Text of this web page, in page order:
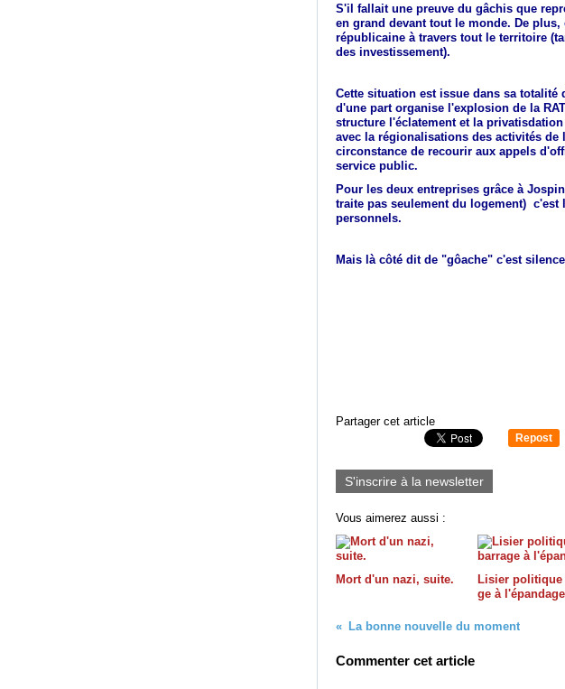
S'il fallait une preuve du gâchis que
en grand devant tout le monde. De
républicaine à travers tout le territoire
des investissement).
Cette situation est issue dans sa
d'une part organise l'explosion de la
structure l'éclatement et la
avec la régionalisations des activités
circonstance de recourir aux appels
service public.
Pour les deux entreprises grâce à
traite pas seulement du logement) c'est
personnels.
Mais là côté dit de "gôache" c'est
Partager cet article
Repost
S'inscrire à la newsletter
Vous aimerez aussi :
Mort d'un nazi, suite.
Lisier politique
ge à l'épandage
La bonne nouvelle du moment
Commenter cet article